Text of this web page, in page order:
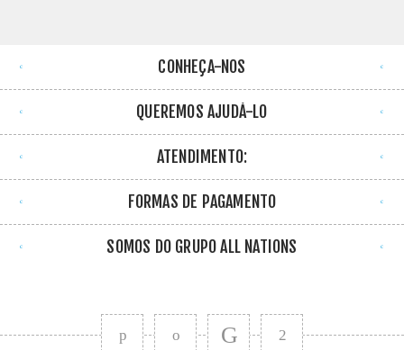
CONHEÇA-NOS
QUEREMOS AJUDÁ-LO
ATENDIMENTO:
FORMAS DE PAGAMENTO
SOMOS DO GRUPO ALL NATIONS